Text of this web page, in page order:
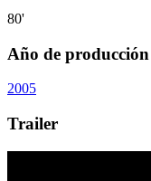
80'
Año de producción
2005
Trailer